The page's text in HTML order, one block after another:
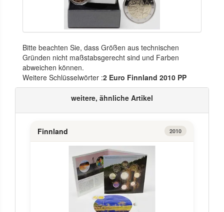
Bitte beachten Sie, dass Größen aus technischen
Gründen nicht maßstabsgerecht sind und Farben
abweichen können.
Weitere Schlüsselwörter :2 Euro Finnland 2010 PP
weitere, ähnliche Artikel
Finnland 2010